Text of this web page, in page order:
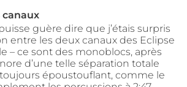
canaux
guère dire que j’étais surpris
entre les deux canaux des Eclipse
– ce sont des monoblocs, après
d’une telle séparation totale
époustouflant, comme le